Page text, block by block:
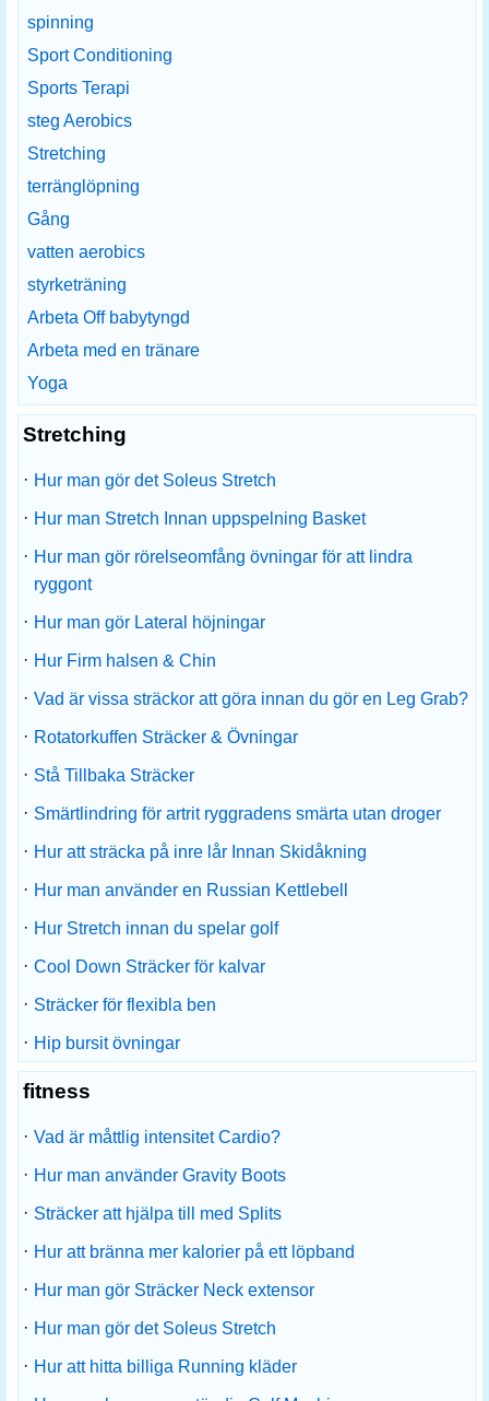
spinning
Sport Conditioning
Sports Terapi
steg Aerobics
Stretching
terränglöpning
Gång
vatten aerobics
styrketräning
Arbeta Off babytyngd
Arbeta med en tränare
Yoga
Stretching
· Hur man gör det Soleus Stretch
· Hur man Stretch Innan uppspelning Basket
· Hur man gör rörelseomfång övningar för att lindra
ryggont
· Hur man gör Lateral höjningar
· Hur Firm halsen & Chin
· Vad är vissa sträckor att göra innan du gör en Leg Grab?
· Rotatorkuffen Sträcker & Övningar
· Stå Tillbaka Sträcker
· Smärtlindring för artrit ryggradens smärta utan droger
· Hur att sträcka på inre lår Innan Skidåkning
· Hur man använder en Russian Kettlebell
· Hur Stretch innan du spelar golf
· Cool Down Sträcker för kalvar
· Sträcker för flexibla ben
· Hip bursit övningar
fitness
· Vad är måttlig intensitet Cardio?
· Hur man använder Gravity Boots
· Sträcker att hjälpa till med Splits
· Hur att bränna mer kalorier på ett löpband
· Hur man gör Sträcker Neck extensor
· Hur man gör det Soleus Stretch
· Hur att hitta billiga Running kläder